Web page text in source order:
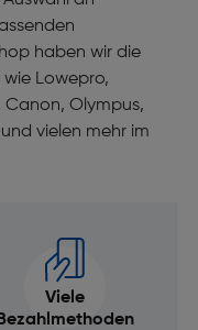
haben wir die
Lowepro,
Canon, Olympus,
vielen mehr im
Viele
Bezahlmethoden